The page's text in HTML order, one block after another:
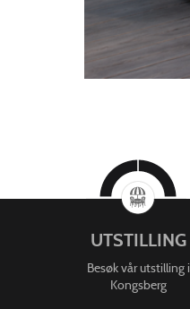
UTSTILLING
Besøk vår utstilling i
Kongsberg